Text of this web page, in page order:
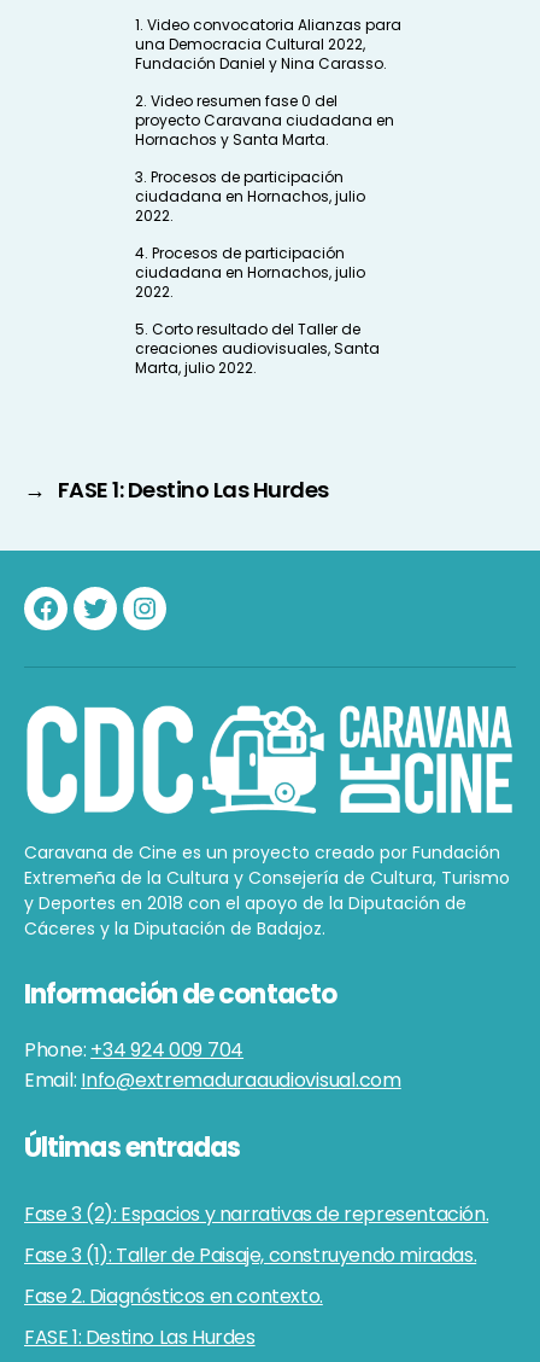
1. Video convocatoria Alianzas para
una Democracia Cultural 2022,
Fundación Daniel y Nina Carasso.
2. Video resumen fase 0 del
proyecto Caravana ciudadana en
Hornachos y Santa Marta.
3. Procesos de participación
ciudadana en Hornachos, julio
2022.
4. Procesos de participación
ciudadana en Hornachos, julio
2022.
5. Corto resultado del Taller de
creaciones audiovisuales, Santa
Marta, julio 2022.
→ FASE 1: Destino Las Hurdes
Facebook
TwitterInstagram
Caravana de Cine es un proyecto creado por Fundación
Extremeña de la Cultura y Consejería de Cultura, Turismo
y Deportes en 2018 con el apoyo de la Diputación de
Cáceres y la Diputación de Badajoz.
Información de contacto
Phone: +34 924 009 704
Email: Info@extremaduraaudiovisual.com
Últimas entradas
Fase 3 (2): Espacios y narrativas de representación.
Fase 3 (1): Taller de Paisaje, construyendo miradas.
Fase 2. Diagnósticos en contexto.
FASE 1: Destino Las Hurdes